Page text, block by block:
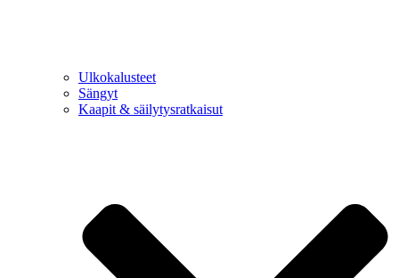
Ulkokalusteet
Sängyt
Kaapit & säilytysratkaisut